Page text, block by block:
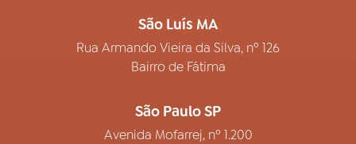
São Luís MA
Rua Armando Vieira da Silva, nº 126
Bairro de Fátima
São Paulo SP
Avenida Mofarrej, nº 1.200